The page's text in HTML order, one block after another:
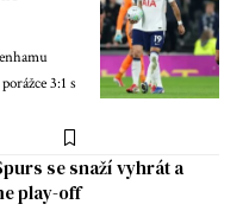
3:1 s
se snaží vyhrát a
play-off